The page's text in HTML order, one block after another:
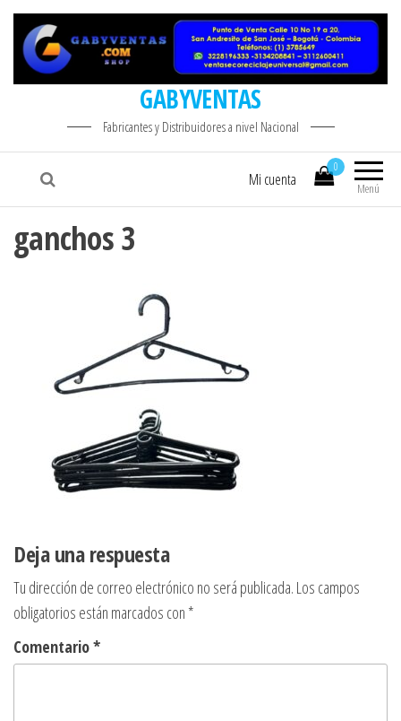
GABYVENTAS
Fabricantes y Distribuidores a nivel Nacional
Menú
0
Mi cuenta
ganchos 3
Deja una respuesta
Tu dirección de correo electrónico no será publicada. Los campos
obligatorios están marcados con *
Comentario*